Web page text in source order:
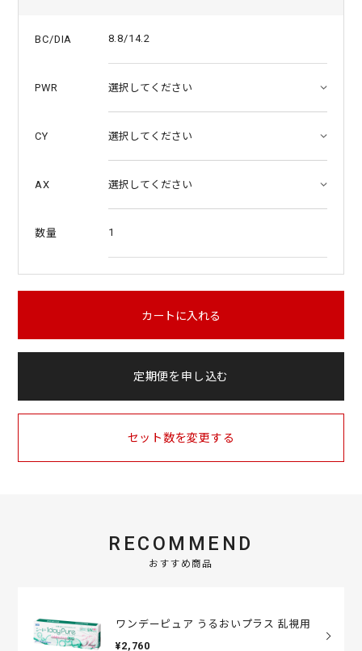
BC/DIA 8.8/14.2
PWR
CY
AX
数量 1
カートに入れる
定期便を申し込む
セット数を変更する
RECOMMEND
おすすめ商品
ワンデーピュア うるおいプラス 乱視用
¥2,760